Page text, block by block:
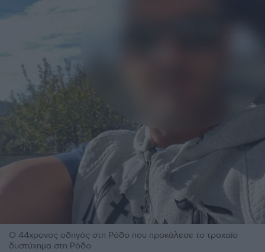
Ο 44χρονος οδηγός στη Ρόδο που προκάλεσε το τροχαίο
δυστύχημα στη Ρόδο